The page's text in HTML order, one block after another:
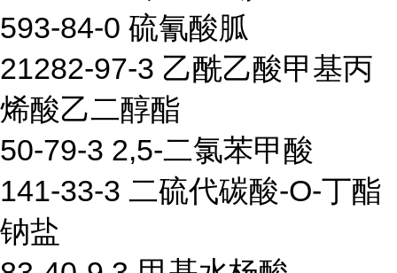
593-84-0 硫氰酸胍
21282-97-3 乙酰乙酸甲基丙
烯酸乙二醇酯
50-79-3 2,5-二氯苯甲酸
141-33-3 二硫代碳酸-O-丁酯
钠盐